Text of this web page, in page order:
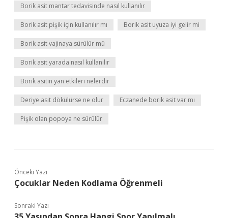
Borik asit mantar tedavisinde nasıl kullanılır
Borik asit pişik için kullanılır mı Borik asit uyuza iyi gelir mi
Borik asit vajinaya sürülür mü
Borik asit yarada nasıl kullanılır
Borik asitin yan etkileri nelerdir
Deriye asit dökülürse ne olur Eczanede borik asit var mı
Pişik olan popoya ne sürülür
Önceki Yazı
Çocuklar Neden Kodlama Öğrenmeli
Sonraki Yazı